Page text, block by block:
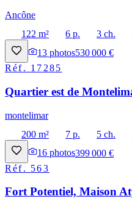
Ancône
122 m²
6 p. 3 ch.
13 photos530 000 €
Réf. 17285
Quartier est de
montelimar
200 m²
7 p. 5 ch.
16 photos399 000 €
Réf. 563
Fort Potentiel, Maison